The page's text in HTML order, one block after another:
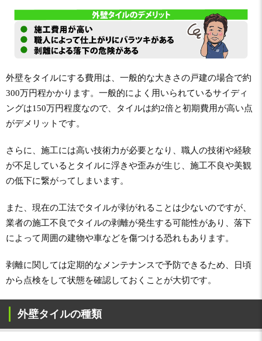
外壁をタイルにする費用は、一般的な大きさの戸建の場合で約
300万円程かかります。一般的によく用いられているサイディ
ングは150万円程度なので、タイルは約2倍と初期費用が高い点
がデメリットです。
さらに、施工には高い技術力が必要となり、職人の技術や経験
が不足しているとタイルに浮きや歪みが生じ、施工不良や美観
の低下に繋がってしまいます。
また、現在の工法でタイルが剥がれることは少ないのですが、
業者の施工不良でタイルの剥離が発生する可能性があり、落下
によって周囲の建物や車などを傷つける恐れもあります。
剥離に関しては定期的なメンテナンスで予防できるため、日頃
から点検をして状態を確認しておくことが大切です。
外壁タイルの種類